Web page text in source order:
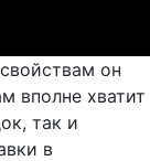
он
вполне хватит
так и
в